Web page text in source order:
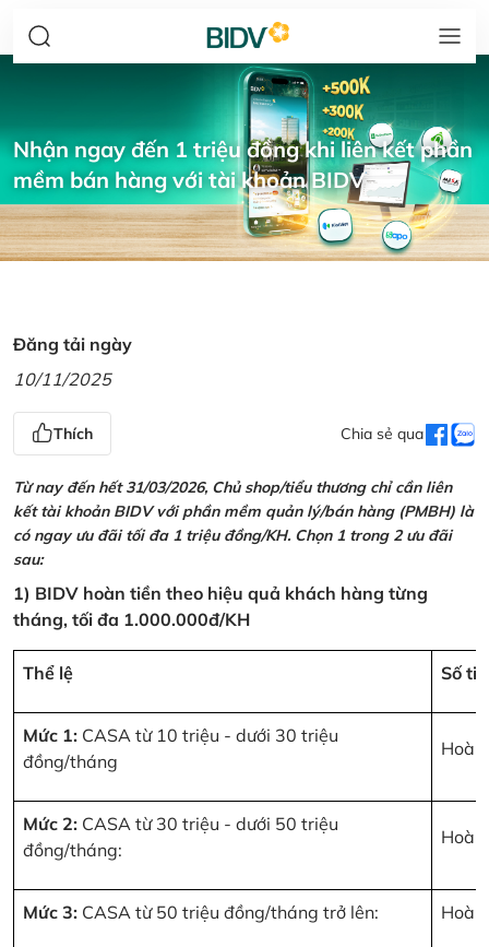
Nhận ngay đến 1 triệu đồng khi liên kết phần
mềm bán hàng với tài khoản BIDV
Đăng tải ngày
10/11/2025
Thích Chia sẻ qua
Từ nay đến hết 31/03/2026, Chủ shop/tiểu thương chỉ cần liên
kết tài khoản BIDV với phần mềm quản lý/bán hàng (PMBH) là
có ngay ưu đãi tối đa 1 triệu đồng/KH. Chọn 1 trong 2 ưu đãi
sau:
1) BIDV hoàn tiền theo hiệu quả khách hàng từng
tháng, tối đa 1.000.000đ/KH
Thể lệ Số
Mức 1: CASA từ 10 triệu - dưới 30 triệu
đồng/tháng
Mức 2: CASA từ 30 triệu - dưới 50 triệu
đồng/tháng:
Mức 3: CASA từ 50 triệu đồng/tháng trở lên: